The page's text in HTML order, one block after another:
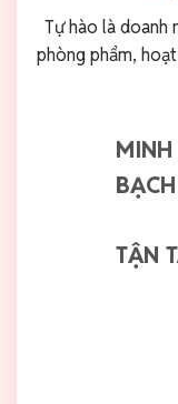
Tự hào là doanh
phòng phẩm,
MINH
BẠCH
TẬN